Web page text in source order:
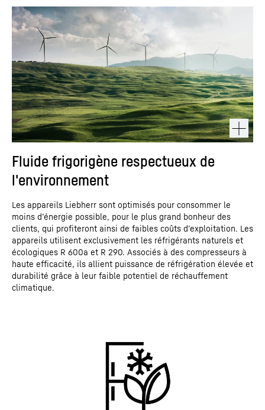
Fluide frigorigène respectueux de
l'environnement
Les appareils Liebherr sont optimisés pour consommer le
moins d’énergie possible, pour le plus grand bonheur des
clients, qui profiteront ainsi de faibles coûts d’exploitation. Les
appareils utilisent exclusivement les réfrigérants naturels et
écologiques R 600a et R 290. Associés à des compresseurs à
haute efficacité, ils allient puissance de réfrigération élevée et
durabilité grâce à leur faible potentiel de réchauffement
climatique.